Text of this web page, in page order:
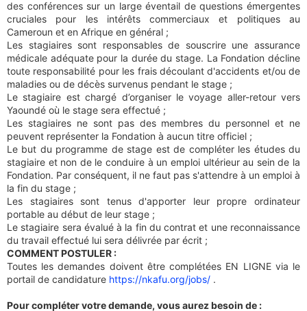
des conférences sur un large éventail de questions émergentes
cruciales pour les intérêts commerciaux et politiques au
Cameroun et en Afrique en général ;
Les stagiaires sont responsables de souscrire une assurance
médicale adéquate pour la durée du stage. La Fondation décline
toute responsabilité pour les frais découlant d'accidents et/ou de
maladies ou de décès survenus pendant le stage ;
Le stagiaire est chargé d’organiser le voyage aller-retour vers
Yaoundé où le stage sera effectué ;
Les stagiaires ne sont pas des membres du personnel et ne
peuvent représenter la Fondation à aucun titre officiel ;
Le but du programme de stage est de compléter les études du
stagiaire et non de le conduire à un emploi ultérieur au sein de la
Fondation. Par conséquent, il ne faut pas s'attendre à un emploi à
la fin du stage ;
Les stagiaires sont tenus d'apporter leur propre ordinateur
portable au début de leur stage ;
Le stagiaire sera évalué à la fin du contrat et une reconnaissance
du travail effectué lui sera délivrée par écrit ;
COMMENT POSTULER :
Toutes les demandes doivent être complétées EN LIGNE via le
portail de candidature https://nkafu.org/jobs/ .
Pour compléter votre demande, vous aurez besoin de :